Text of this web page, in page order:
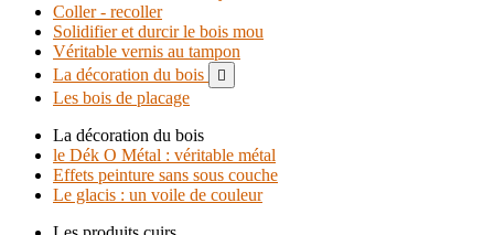
Coller - recoller
Solidifier et durcir le bois mou
Véritable vernis au tampon
La décoration du bois

Les bois de placage
La décoration du bois
le Dék O Métal : véritable métal
Effets peinture sans sous couche
Le glacis : un voile de couleur